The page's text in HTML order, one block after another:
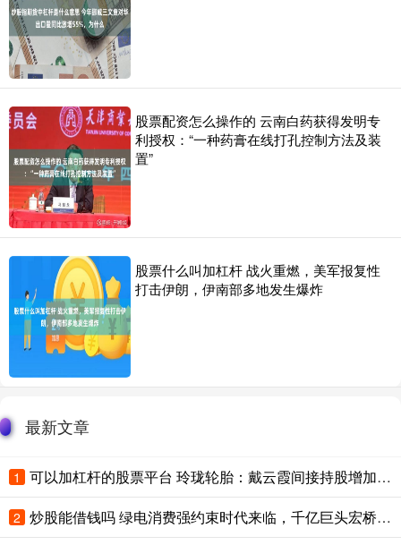
股票配资怎么操作的 云南白药获得发明专
利授权：“一种药膏在线打孔控制方法及装
置”
股票什么叫加杠杆 战火重燃，美军报复性
打击伊朗，伊南部多地发生爆炸
最新文章
1 可以加杠杆的股票平台 玲珑轮胎：戴云霞间接持股增加约6% 控股股东未变
2 炒股能借钱吗 绿电消费强约束时代来临，千亿巨头宏桥控股重构周期估值逻辑